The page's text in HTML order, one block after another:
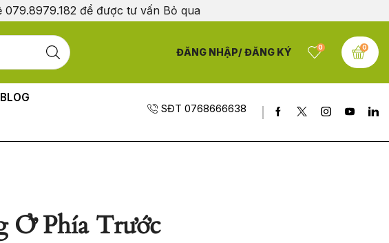
để được tư vấn Bỏ qua
ĐĂNG NHẬP/ ĐĂNG KÝ 0 0
BLOG
SĐT 0768666638
Phía Trước